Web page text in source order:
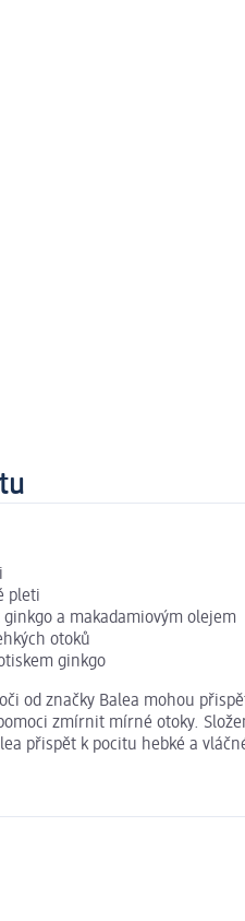
pleti
a makadamiovým olejem
otoků
ginkgo
od značky Balea mohou
zmírnit mírné otoky.
přispět k pocitu hebké a